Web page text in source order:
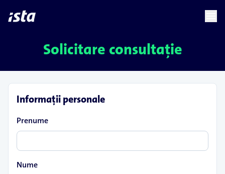
languagechevron_right
Solicitare consultație
Informaţii personale
Prenume
Nume